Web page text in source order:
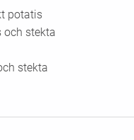
potatis
och stekta
stekta